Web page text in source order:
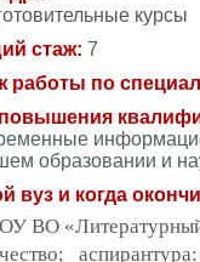
курсы
стаж: 7
работы по
повышения
образовании и
вуз и когда
ВО «Литературный